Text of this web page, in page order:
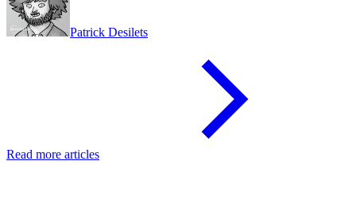
Patrick Desilets
Read more articles